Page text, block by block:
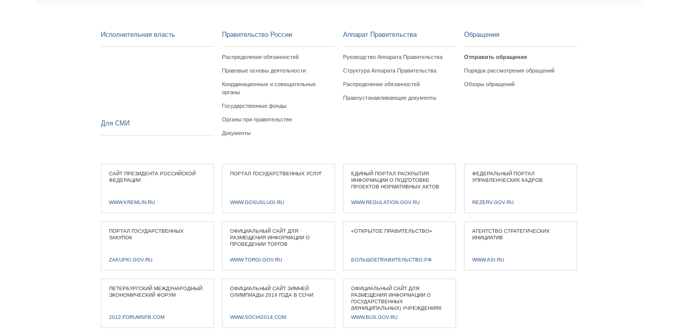
Исполнительная власть Правительство России
Распределение обязанностей
Правовые основы деятельности
Координационные и совещательные
органы
Государственные фонды
Органы при правительстве
Документы
Аппарат Правительства
Руководство Аппарата Правительства
Структура Аппарата Правительства
Распределение обязанностей
Правоустанавливающие документы
Обращения
Отправить обращение
Порядок рассмотрения обращений
Обзоры обращений
Для СМИ
САЙТ ПРЕЗИДЕНТА РОССИЙСКОЙ
ФЕДЕРАЦИИ
WWW.KREMLIN.RU
ПОРТАЛ ГОСУДАРСТВЕННЫХ УСЛУГ
WWW.GOSUSLUGI.RU
ЕДИНЫЙ ПОРТАЛ РАСКРЫТИЯ
ИНФОРМАЦИИ О ПОДГОТОВКЕ
ПРОЕКТОВ НОРМАТИВНЫХ АКТОВ
WWW.REGULATION.GOV.RU
ФЕДЕРАЛЬНЫЙ ПОРТАЛ
УПРАВЛЕНЧЕСКИХ КАДРОВ
REZERV.GOV.RU
ПОРТАЛ ГОСУДАРСТВЕННЫХ
ЗАКУПОК
ZAKUPKI.GOV.RU
ОФИЦИАЛЬНЫЙ САЙТ ДЛЯ
РАЗМЕЩЕНИЯ ИНФОРМАЦИИ О
ПРОВЕДЕНИИ ТОРГОВ
WWW.TORGI.GOV.RU
«ОТКРЫТОЕ ПРАВИТЕЛЬСТВО»
БОЛЬШОЕПРАВИТЕЛЬСТВО.РФ
АГЕНТСТВО СТРАТЕГИЧЕСКИХ
ИНИЦИАТИВ
WWW.ASI.RU
ПЕТЕРБУРГСКИЙ МЕЖДУНАРОДНЫЙ
ЭКОНОМИЧЕСКИЙ ФОРУМ
2012.FORUMSPB.COM
ОФИЦИАЛЬНЫЙ САЙТ ЗИМНЕЙ
ОЛИМПИАДЫ 2014 ГОДА В СОЧИ
WWW.SOCHI2014.COM
ОФИЦИАЛЬНЫЙ САЙТ ДЛЯ
РАЗМЕЩЕНИЯ ИНФОРМАЦИИ О
ГОСУДАРСТВЕННЫХ
(МУНИЦИПАЛЬНЫХ) УЧРЕЖДЕНИЯХ
WWW.BUS.GOV.RU